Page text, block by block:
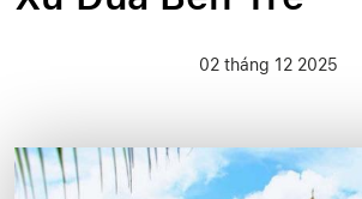
02 tháng 12 2025